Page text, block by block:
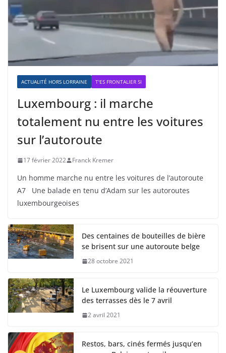
ACTUALITÉ HORS LORRAINE T'ES FRONTALIER SI
Luxembourg : il marche
totalement nu entre les voitures
sur l’autoroute
17 février 2022 Franck Kremer
Un homme marche nu entre les voitures de l’autoroute
A7 Une balade en tenu d’Adam sur les autoroutes
luxembourgeoises
Des centaines de bouteilles de bière
se brisent sur une autoroute belge
28 octobre 2021
Le Luxembourg valide la réouverture
des terrasses dès le 7 avril
2 avril 2021
Restos, bars, cinés fermés jusqu’en